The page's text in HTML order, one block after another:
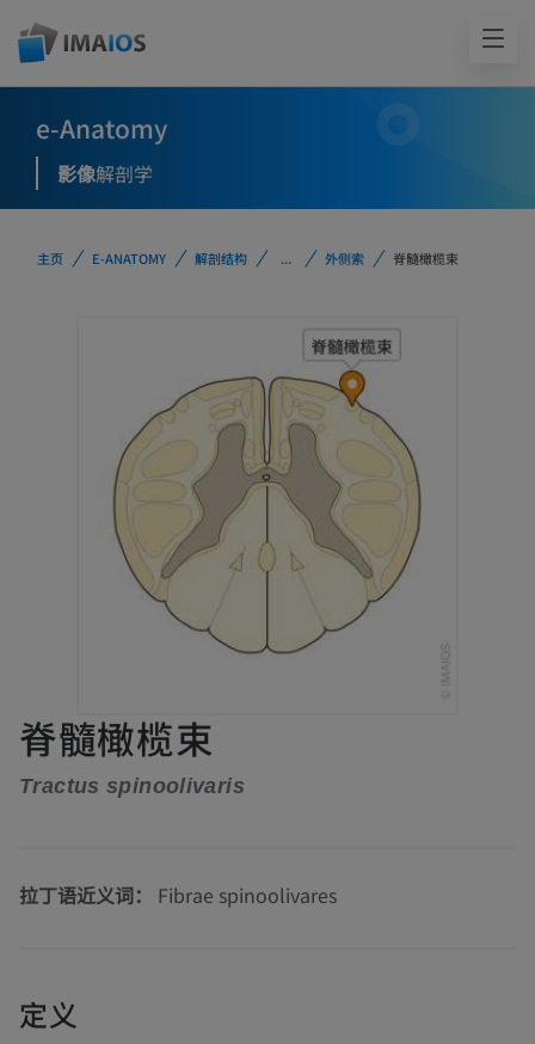
e-Anatomy
影像解剖学
主页 E-ANATOMY 解剖结构 ... 外侧索 脊髓橄榄束
脊髓橄榄束
Tractus spinoolivaris
拉丁语近义词： Fibrae spinoolivares
定义